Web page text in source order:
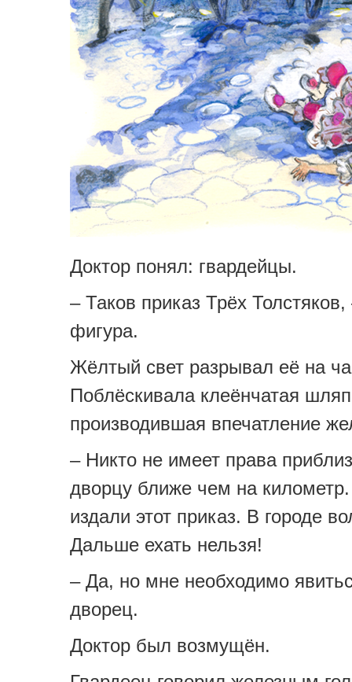
Доктор понял: гвардейцы.
– Таков приказ Трёх
фигура.
Жёлтый свет разрывал её на
Поблёскивала клеёнчатая
производившая впечатление
– Никто не имеет права
дворцу ближе чем на
издали этот приказ. В городе
Дальше ехать нельзя!
– Да, но мне необходимо
дворец.
Доктор был возмущён.